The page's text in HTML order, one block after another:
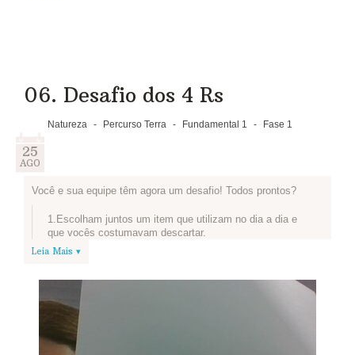
06. Desafio dos 4 Rs
Natureza - Percurso Terra - Fundamental 1 - Fase 1
25
AGO
Você e sua equipe têm agora um desafio! Todos prontos?
1.Escolham juntos um item que utilizam no dia a dia e
que vocês costumavam descartar.
2.Pausa! Vamos conhecer o projeto que os alunos e
reutilizar o que antes ia para o lixo? As ideias dessa
turma são super legais e podem inspirar a sua equipe:
Artistas do Plástico
3.Depois de navegar é hora de voltar ao nosso desafio!
O primeiro passo é pensar de que forma sua equipe
Leia Mais ▾